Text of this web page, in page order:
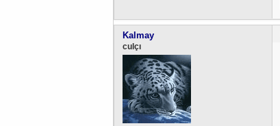
Kalmay
culçı